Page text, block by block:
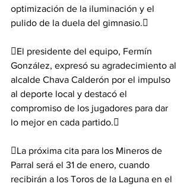
optimización de la iluminación y el
pulido de la duela del gimnasio.
El presidente del equipo, Fermín
González, expresó su agradecimiento al
alcalde Chava Calderón por el impulso
al deporte local y destacó el
compromiso de los jugadores para dar
lo mejor en cada partido.
La próxima cita para los Mineros de
Parral será el 31 de enero, cuando
recibirán a los Toros de la Laguna en el